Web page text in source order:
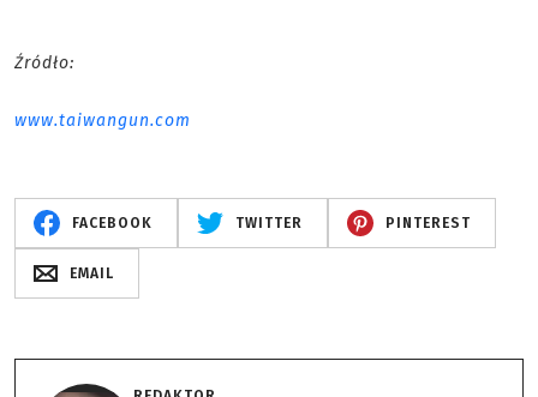
Źródło:
www.taiwangun.com
FACEBOOK TWITTER PINTEREST
EMAIL